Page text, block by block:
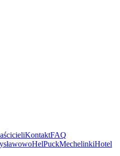
KontaktFAQ
HelPuckMechelinkiHotel